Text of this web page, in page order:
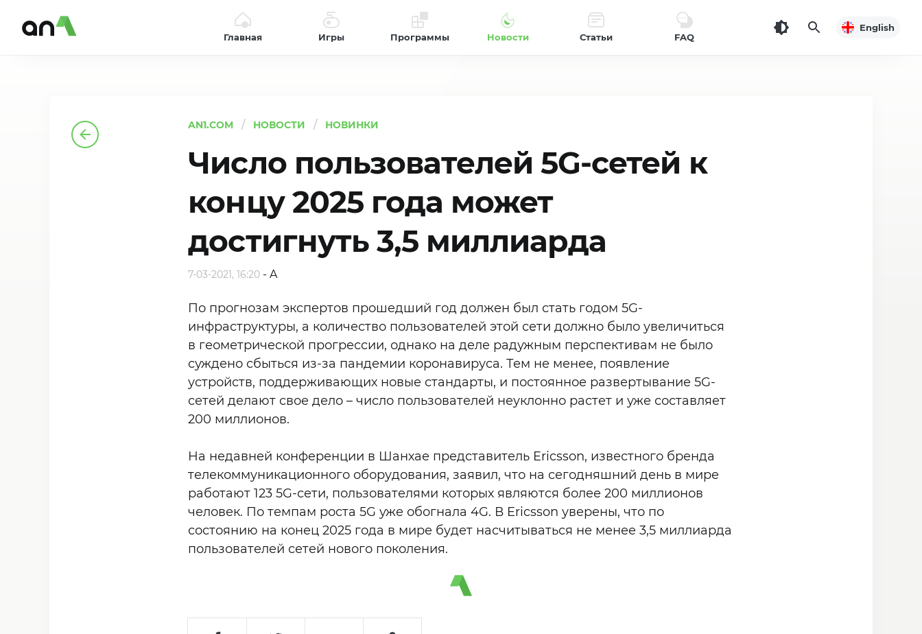
Главная Игры Программы Новости Статьи FAQ
English
AN1.COM НОВОСТИ НОВИНКИ
Число пользователей 5G-сетей к
концу 2025 года может
достигнуть 3,5 миллиарда
7-03-2021, 16:20 -A
По прогнозам экспертов прошедший год должен был стать годом 5G-
инфраструктуры, а количество пользователей этой сети должно было увеличиться
в геометрической прогрессии, однако на деле радужным перспективам не было
суждено сбыться из-за пандемии коронавируса. Тем не менее, появление
устройств, поддерживающих новые стандарты, и постоянное развертывание 5G-
сетей делают свое дело – число пользователей неуклонно растет и уже составляет
200 миллионов.
На недавней конференции в Шанхае представитель Ericsson, известного бренда
телекоммуникационного оборудования, заявил, что на сегодняшний день в мире
работают 123 5G-сети, пользователями которых являются более 200 миллионов
человек. По темпам роста 5G уже обогнала 4G. В Ericsson уверены, что по
состоянию на конец 2025 года в мире будет насчитываться не менее 3,5 миллиарда
пользователей сетей нового поколения.